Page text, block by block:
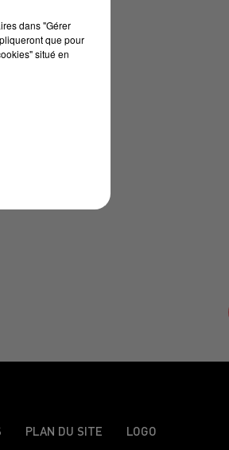
PLAN DU SITE LOGO
dans "Gérer
que pour
situé en